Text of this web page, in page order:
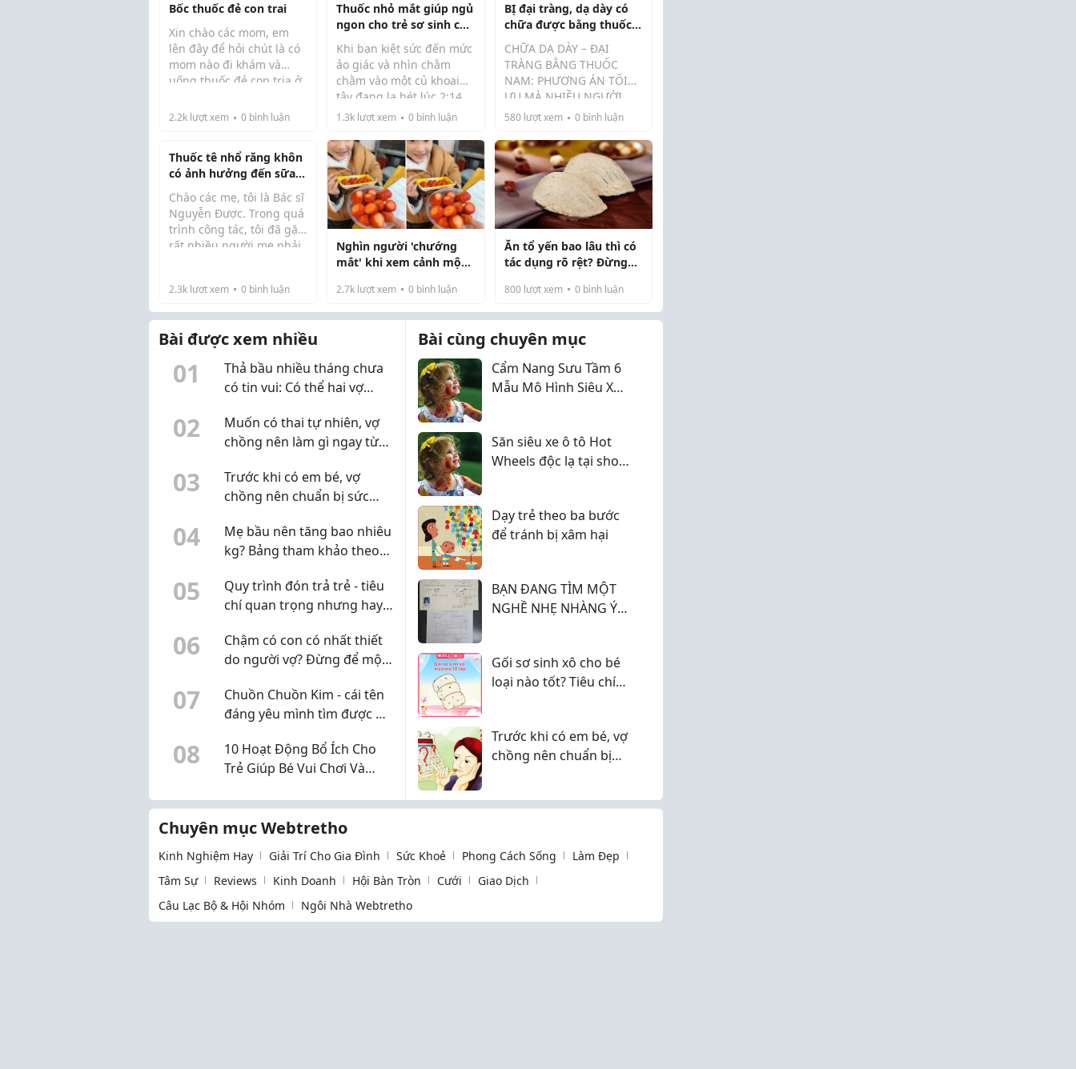
Bốc thuốc đẻ con trai
Xin chào các mom, em
lên đây để hỏi chút là có
mom nào đi khám và
uống thuốc đẻ con tria ở
giang) chưa ạ. Em không
người hương h...
2.2k lượt xem 0 bình luận
Thuốc nhỏ mắt giúp ngủ
ngon cho trẻ sơ sinh có
an toàn không? Khoa
học so với hiệu ứng giả
dược
Khi bạn kiệt sức đến mức
ảo giác và nhìn chằm
chằm vào một củ khoai
tây đang la hét lúc 2:14
sáng, những viên thuốc
trẻ sơ sinh trong giỏ
hàng Amazon của bạn
trông giống như mộ...
1.3k lượt xem 0 bình luận
BỊ đại tràng, dạ dày có
chữa được bằng thuốc
nam?
CHỮA DẠ DÀY – ĐẠI
TRÀNG BẰNG THUỐC
NAM: PHƯƠNG ÁN TỐI
ƯU MÀ NHIỀU NGƯỜI
CHƯA BIẾT!
tràng – những vấn đề
tiêu hóa rất nhiều người
gặp phải:
Đau âm ỉ, nóng rát vùng
bụng
Ăn uống kh...
580lượt xem 0bình luận
Thuốc tê nhổ răng khôn
có ảnh hưởng đến sữa
mẹ không?
Chào các mẹ, tôi là Bác sĩ
Nguyễn Được. Trong quá
trình công tác, tôi đã gặp
rất nhiều người mẹ phải
cho con bú nhưng không
dám đi điều trị vì sợ
thuốc ...
2.3k lượt xem 0 bình luận
Nghìn người 'chướng
mắt' khi xem cảnh một
dâu tây: Con nhà lính,
tính nhà quan là đây
2.7k lượt xem 0 bình luận
Ăn tổ yến bao lâu thì có
tác dụng rõ rệt? Đừng
tiên"!
800lượt xem 0bình luận
Bài được xem nhiều
01
Thả bầu nhiều tháng chưa
có tin vui: Có thể hai vợ
đúng
02
Muốn có thai tự nhiên, vợ
chồng nên làm gì ngay từ
03
Trước khi có em bé, vợ
chồng nên chuẩn bị sức
04
Mẹ bầu nên tăng bao nhiêu
kg? Bảng tham khảo theo
05
Quy trình đón trả trẻ - tiêu
chí quan trọng nhưng hay
06
Chậm có con có nhất thiết
do người vợ? Đừng để một
nguyên nhân
07
Chuồn Chuồn Kim - cái tên
đáng yêu mình tìm được ở
08
10 Hoạt Động Bổ Ích Cho
Trẻ Giúp Bé Vui Chơi Và
Bài cùng chuyên mục
Cẩm Nang Sưu Tầm 6
Mẫu Mô Hình Siêu Xe
Săn siêu xe ô tô Hot
Wheels độc lạ tại shop
Dạy trẻ theo ba bước
để tránh bị xâm hại
BẠN ĐANG TÌM MỘT
NGHỀ NHẸ NHÀNG Ý
Gối sơ sinh xô cho bé
loại nào tốt? Tiêu chí
Trước khi có em bé, vợ
chồng nên chuẩn bị
Chuyên mục Webtretho
Kinh Nghiệm Hay Giải Trí Cho Gia Đình Sức Khoẻ Phong Cách Sống
Làm Đẹp
Tâm Sự
Reviews Kinh Doanh Hội Bàn Tròn Cưới
Giao Dịch
Câu Lạc Bộ & Hội Nhóm
Ngôi Nhà Webtretho